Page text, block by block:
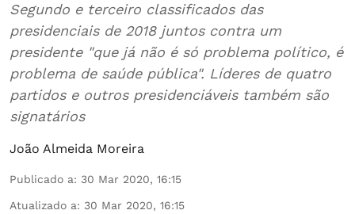
Segundo e terceiro classificados das
presidenciais de 2018 juntos contra um
presidente "que já não é só problema político, é
problema de saúde pública". Líderes de quatro
partidos e outros presidenciáveis também são
signatários
João Almeida Moreira
Publicado a: 30 Mar 2020, 16:15
Atualizado a: 30 Mar 2020, 16:15